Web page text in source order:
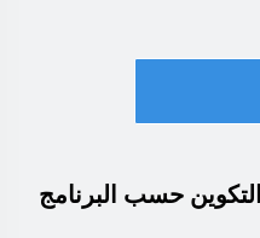
حسب البرنامج